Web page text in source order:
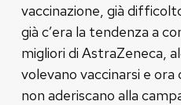
vaccinazione, già
già c’era la tendenza a
migliori di AstraZeneca,
volevano vaccinarsi e ora
non aderiscano alla